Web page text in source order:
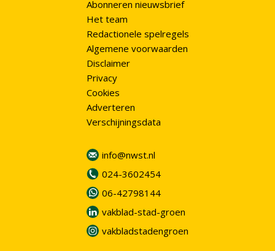
Abonneren nieuwsbrief
Het team
Redactionele spelregels
Algemene voorwaarden
Disclaimer
Privacy
Cookies
Adverteren
Verschijningsdata
info@nwst.nl
024-3602454
06-42798144
vakblad-stad-groen
vakbladstadengroen